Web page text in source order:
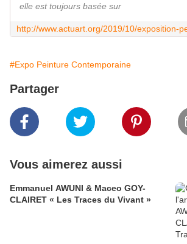
elle est toujours basée sur
#Expo Peinture Contemporaine
Partager
Vous aimerez aussi
Emmanuel AWUNI & Maceo GOY-
CLAIRET « Les Traces du Vivant »